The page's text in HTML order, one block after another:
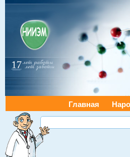
Главная